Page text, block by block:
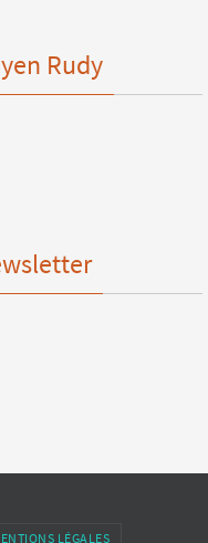
Rudy
LÉGALES